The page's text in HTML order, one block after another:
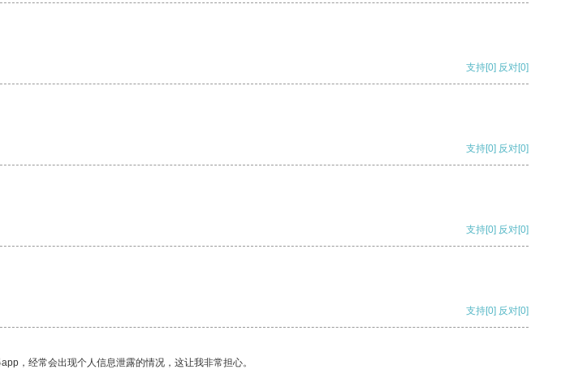
支持[0] 反对[0]
支持[0] 反对[0]
支持[0] 反对[0]
支持[0] 反对[0]
，经常会出现个人信息泄露的情况，这让我非常担心。